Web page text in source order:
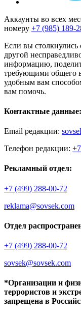
Аккаунты во всех
номеру +7 (985) 189-
Если вы столкнулись
другой
информацию,
требующими общего
удобным вам
вам помочь.
Контактные данные:
Email редакции:
Телефон редакции:
Рекламный отдел:
+7 (499) 288-00-72
reklama@sovsek.com
Отдел
+7 (499) 288-00-72
sovsek@sovsek.com
*Организации и
террористов и
запрещена в